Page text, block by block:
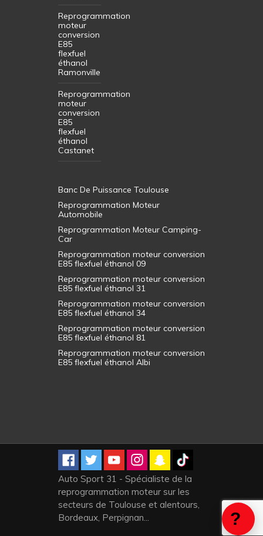
Reprogrammation
moteur
conversion
E85
flexfuel
éthanol
Ramonville
Reprogrammation
moteur
conversion
E85
flexfuel
éthanol
Castanet
Banc De Puissance Toulouse
Reprogrammation Moteur
Automobile
Reprogrammation Moteur Camping-
Car
Reprogrammation moteur conversion
E85 flexfuel éthanol 09
Reprogrammation moteur conversion
E85 flexfuel éthanol 31
Reprogrammation moteur conversion
E85 flexfuel éthanol 34
Reprogrammation moteur conversion
E85 flexfuel éthanol 81
Reprogrammation moteur conversion
E85 flexfuel éthanol Albi
Auto Sport 31 - Spécialiste de la
reprogrammation moteur sur les
secteurs de Toulouse et alentours,
Bordeaux, Perpignan...